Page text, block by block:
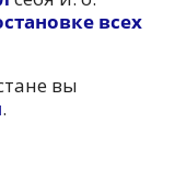
всех
вы
.